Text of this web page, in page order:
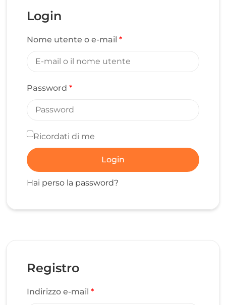
Login
Nome utente o e-mail *
Password *
Ricordati di me
Login
Hai perso la password?
Registro
Indirizzo e-mail *